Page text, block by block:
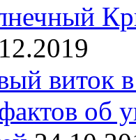
виток
об